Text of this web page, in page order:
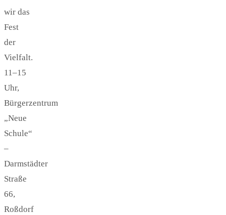
wir das
Fest
der
Vielfalt.
11–15
Uhr,
Bürgerzentrum
„Neue
Schule“
–
Darmstädter
Straße
66,
Roßdorf